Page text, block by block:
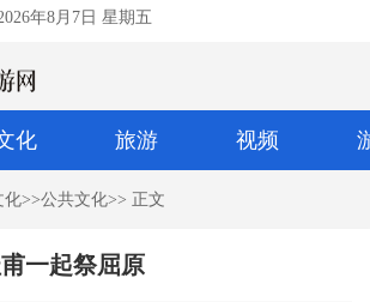
年8月7日 星期五
化 旅游 视频
化>>公共文化>> 正文
一起祭屈原